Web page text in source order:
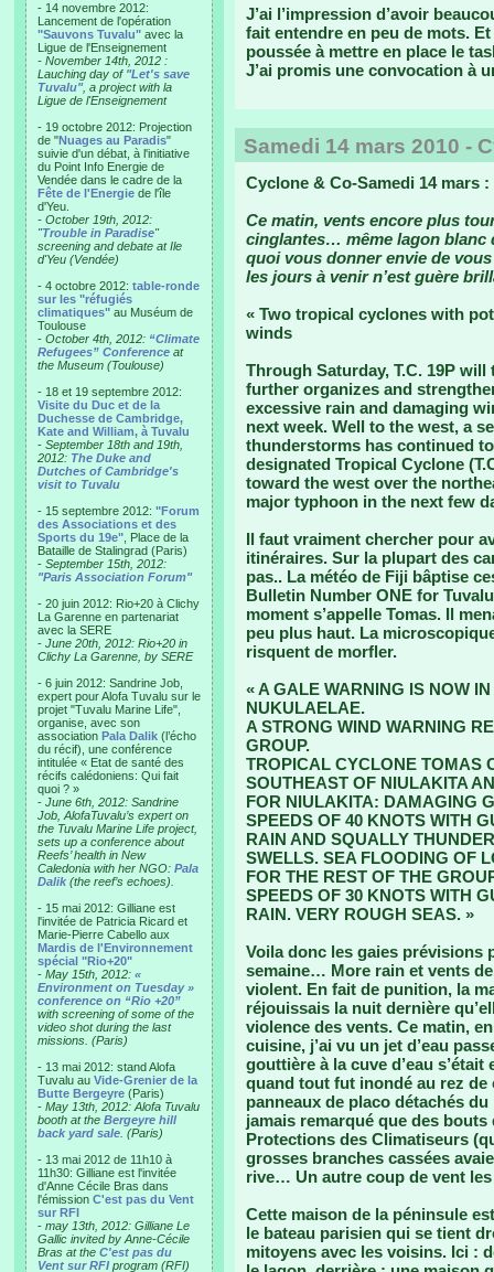
- 14 novembre 2012:
Lancement de l'opération
"Sauvons Tuvalu" avec la
Ligue de l'Enseignement
- November 14th, 2012 :
Lauching day of "Let's save
Tuvalu", a project with la
Ligue de l'Enseignement
- 19 octobre 2012: Projection
de "Nuages au Paradis"
suivie d'un débat, à l'initiative
du Point Info Energie de
Vendée dans le cadre de la
Fête de l'Energie de l'île
d'Yeu.
- October 19th, 2012:
"Trouble in Paradise"
screening and debate at Ile
d'Yeu (Vendée)
- 4 octobre 2012: table-ronde
sur les "réfugiés
climatiques" au Muséum de
Toulouse
- October 4th, 2012: “Climate
Refugees” Conference at
the Museum (Toulouse)
- 18 et 19 septembre 2012:
Visite du Duc et de la
Duchesse de Cambridge,
Kate and William, à Tuvalu
- September 18th and 19th,
2012: The Duke and
Dutches of Cambridge's
visit to Tuvalu
- 15 septembre 2012: "Forum
des Associations et des
Sports du 19e" , Place de la
Bataille de Stalingrad (Paris)
- September 15th, 2012:
"Paris Association Forum"
- 20 juin 2012: Rio+20 à Clichy
La Garenne en partenariat
avec la SERE
- June 20th, 2012: Rio+20 in
Clichy La Garenne, by SERE
- 6 juin 2012: Sandrine Job,
expert pour Alofa Tuvalu sur le
projet "Tuvalu Marine Life",
organise, avec son
association Pala Dalik (l’écho
du récif), une conférence
intitulée « Etat de santé des
récifs calédoniens: Qui fait
quoi ? »
- June 6th, 2012: Sandrine
Job, AlofaTuvalu’s expert on
the Tuvalu Marine Life project,
sets up a conference about
Reefs’ health in New
Caledonia with her NGO: Pala
Dalik (the reef’s echoes).
- 15 mai 2012: Gilliane est
l'invitée de Patricia Ricard et
Marie-Pierre Cabello aux
Mardis de l'Environnement
spécial "Rio+20"
- May 15th, 2012: «
Environment on Tuesday »
conference on “Rio +20”
with screening of some of the
video shot during the last
missions. (Paris)
- 13 mai 2012: stand Alofa
Tuvalu au Vide-Grenier de la
Butte Bergeyre (Paris)
- May 13th, 2012: Alofa Tuvalu
booth at the Bergeyre hill
back yard sale . (Paris)
- 13 mai 2012 de 11h10 à
11h30: Gilliane est l'invitée
d'Anne Cécile Bras dans
l'émission C'est pas du Vent
sur RFI
- may 13th, 2012: Gilliane Le
Gallic invited by Anne-Cécile
Bras at the C'est pas du
Vent sur RFI program (RFI)
J’ai l’impression d’avoir
fait entendre en peu de mots.
poussée à mettre en place le
J’ai promis une convocation à
Samedi 14 mars 2010 -
Cyclone & Co-Samedi 14 mars :
Ce matin, vents encore plus
cinglantes… même lagon blanc
quoi vous donner envie de
les jours à venir n’est guère
« Two tropical cyclones with
winds
Through Saturday, T.C. 19P
further organizes and
excessive rain and damaging
next week. Well to the west, a
thunderstorms has continued
designated Tropical Cyclone
toward the west over the
major typhoon in the next few
Il faut vraiment chercher pour
itinéraires. Sur la plupart des
pas.. La météo de Fiji bâptise
Bulletin Number ONE for
moment s’appelle Tomas. Il
peu plus haut. La
risquent de morfler.
« A GALE WARNING IS NOW
NUKULAELAE.
A STRONG WIND WARNING
GROUP.
TROPICAL CYCLONE TOMAS
SOUTHEAST OF NIULAKITA
FOR NIULAKITA: DAMAGING
SPEEDS OF 40 KNOTS WITH
RAIN AND SQUALLY
SWELLS. SEA FLOODING OF
FOR THE REST OF THE
SPEEDS OF 30 KNOTS WITH
RAIN. VERY ROUGH SEAS. »
Voila donc les gaies prévisions
semaine… More rain et vents
violent. En fait de punition, la
réjouissais la nuit dernière
violence des vents. Ce matin,
cuisine, j’ai vu un jet d’eau
gouttière à la cuve d’eau
quand tout fut inondé au rez
panneaux de placo détachés
jamais remarqué que des
Protections des Climatiseurs
grosses branches cassées
rive… Un autre coup de vent
Cette maison de la péninsule
le bateau parisien qui se tient
mitoyens avec les voisins. Ici :